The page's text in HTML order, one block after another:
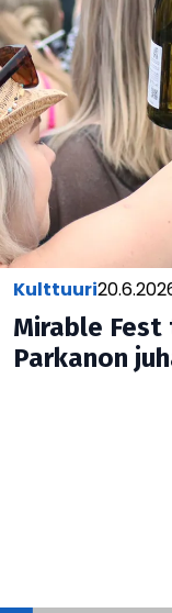
kulttuuri
Mirable
Parkanon
20.6.2026 9.00
Jaa